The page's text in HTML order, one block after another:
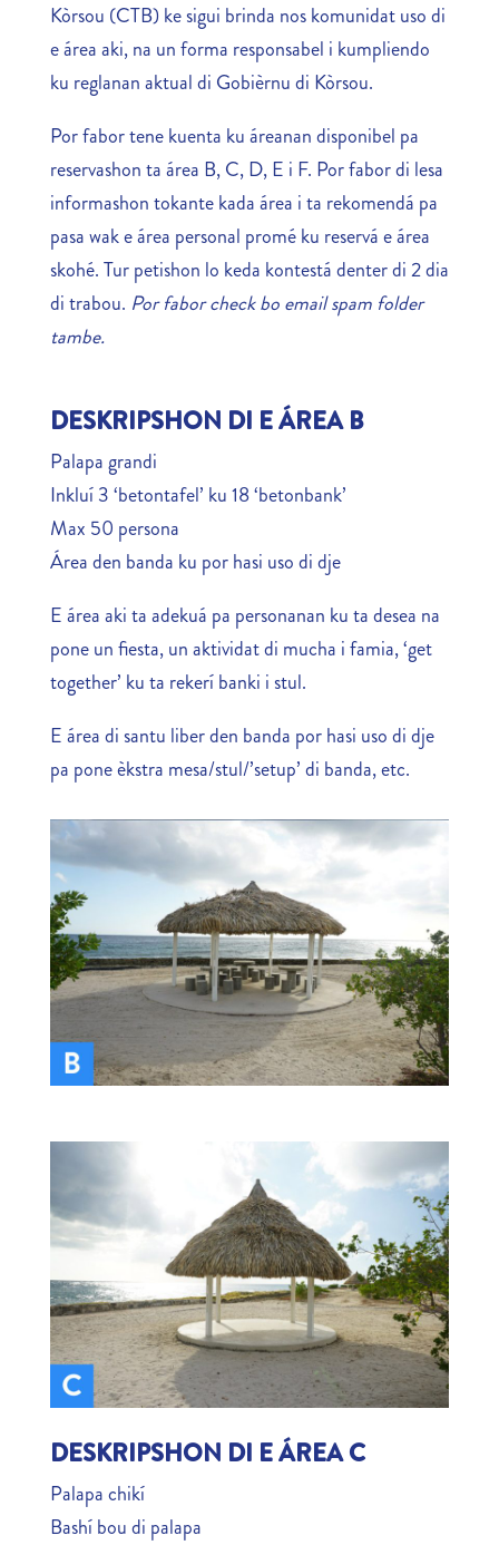
Kòrsou (CTB) ke sigui brinda nos komunidat uso di
e área aki, na un forma responsabel i kumpliendo
ku reglanan aktual di Gobièrnu di Kòrsou.
Por fabor tene kuenta ku áreanan disponibel pa
reservashon ta área B, C, D, E i F. Por fabor di lesa
informashon tokante kada área i ta rekomendá pa
pasa wak e área personal promé ku reservá e área
skohé. Tur petishon lo keda kontestá denter di 2 dia
di trabou. Por fabor check bo email spam folder
tambe.
DESKRIPSHON DI E ÁREA B
Palapa grandi
Inkluí 3 ‘betontafel’ ku 18 ‘betonbank’
Max 50 persona
Área den banda ku por hasi uso di dje
E área aki ta adekuá pa personanan ku ta desea na
pone un fiesta, un aktividat di mucha i famia, ‘get
together’ ku ta rekerí banki i stul.
E área di santu liber den banda por hasi uso di dje
pa pone èkstra mesa/stul/’setup’ di banda, etc.
DESKRIPSHON DI E ÁREA C
Palapa chikí
Bashí bou di palapa